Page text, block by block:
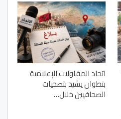
اتحاد المقاولات الإعلامية
بتطوان يشيد بتضحيات
الصحافيين خلال…